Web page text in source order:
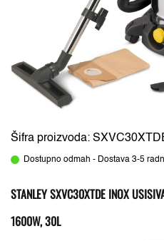
Šifra proizvoda:
Dostupno odmah - Dostava 3-5
STANLEY SXVC30XTDE INOX
1600W, 30L